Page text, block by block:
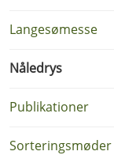
Langesømesse
Nåledrys
Publikationer
Sorteringsmøder